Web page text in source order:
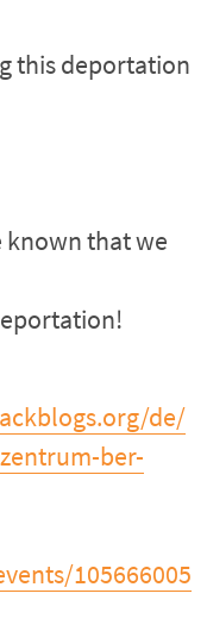
this deportation
known that we
de/
ber-
105666005